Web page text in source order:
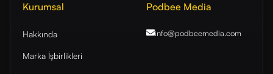
Kurumsal
Hakkında
Marka İşbirlikleri
Podbee Media
info@podbeemedia.com